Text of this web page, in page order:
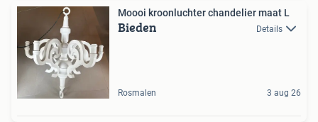
Moooi kroonluchter chandelier maat L
Bieden Details
Rosmalen 3 aug 26